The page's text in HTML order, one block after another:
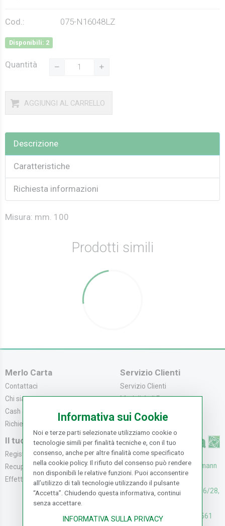
Cod.: 075-N16048LZ
Disponibili: 2
Quantità
AGGIUNGI AL CARRELLO
Descrizione
Caratteristiche
Richiesta informazioni
Misura: mm. 100
Prodotti simili
Merlo Carta
Contattaci
Chi siamo
Cash & Carry
Richiedi catalogo
Servizio Clienti
Servizio Clienti
Modalità di Pagame...
Modalità di Spediz...
Il tuo Account
Registrati
Recupera la Passwo...
Effettua un Reso
UFFICI: V. Senna 44/46, Osmann
CASH & CARRY: V. Senna 26/28,
Assistenza: (+39) 055374561
Informativa sui Cookie
Noi e terze parti selezionate utilizziamo cookie o
tecnologie simili per finalità tecniche e, con il tuo
consenso, anche per altre finalità come specificato
nella cookie policy. Il rifiuto del consenso può rendere
non disponibili le relative funzioni. Puoi acconsentire
all’utilizzo di tali tecnologie utilizzando il pulsante
“Accetta”. Chiudendo questa informativa, continui
senza accettare.
INFORMATIVA SULLA PRIVACY